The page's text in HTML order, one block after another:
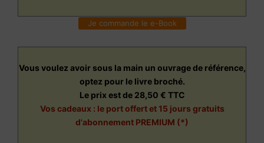
Je commande le e-Book
Vous voulez avoir sous la main un ouvrage de référence,
optez pour le livre broché.
Le prix est de 28,50 € TTC
Vos cadeaux : le port offert et 15 jours gratuits
d'abonnement PREMIUM (*)